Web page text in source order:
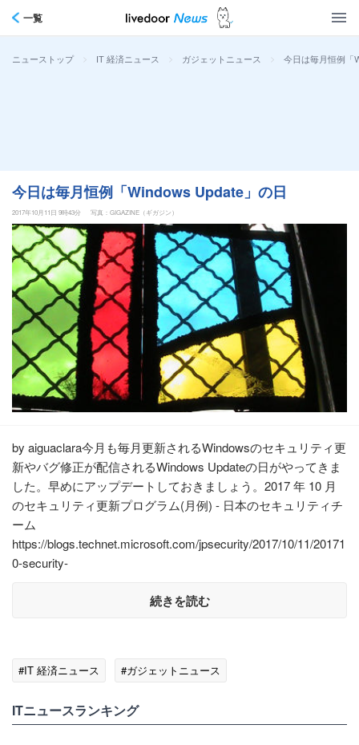
一覧
ニューストップ > IT 経済ニュース > ガジェットニュース > 今日は毎月恒例
今日は毎月恒例「Windows Update」の日
2017年10月11日 9時43分 写真：GIGAZINE（ギガジン）
by aiguaclara今月も毎月更新されるWindowsのセキュリティ更
新やバグ修正が配信されるWindows Updateの日がやってきま
した。早めにアップデートしておきましょう。2017 年 10 月
のセキュリティ更新プログラム(月例) - 日本のセキュリティチ
ーム
https://blogs.technet.microsoft.com/jpsecurity/2017/10/11/20171
0-security-
続きを読む
#IT 経済ニュース #ガジェットニュース
ITニュースランキング